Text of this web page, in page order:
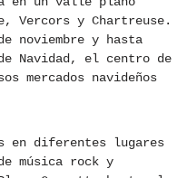
Vercors y Chartreuse.
noviembre y hasta
Navidad, el centro de
mercados navideños
en diferentes lugares
música rock y